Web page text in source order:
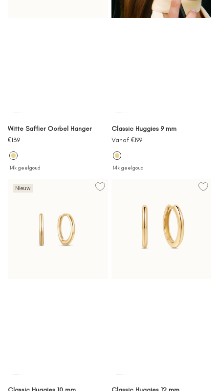
Witte Saffier Oorbel Hanger
Verkoopprijs
€139
14k geelgoud
Classic Huggies 9 mm
Verkoopprijs
Vanaf €199
14k geelgoud
Nieuw